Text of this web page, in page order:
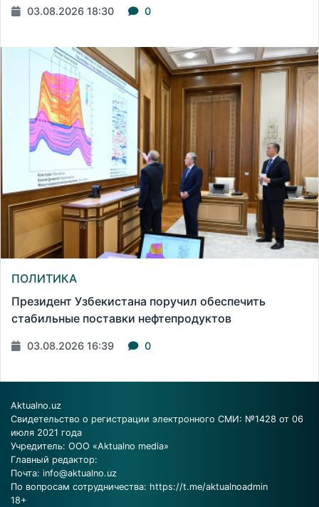
03.08.2026 18:30 0
ПОЛИТИКА
Президент Узбекистана поручил обеспечить
стабильные поставки нефтепродуктов
03.08.2026 16:39 0
Aktualno.uz
Свидетельство о регистрации электронного СМИ: №1428 от 06
июля 2021 года
Учредитель: ООО «Aktualno media»
Главный редактор:
Почта: info@aktualno.uz
По вопросам сотрудничества: https://t.me/aktualnoadmin
18+